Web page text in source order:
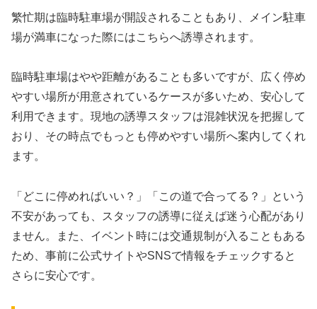
繁忙期は臨時駐車場が開設されることもあり、メイン駐車
場が満車になった際にはこちらへ誘導されます。
臨時駐車場はやや距離があることも多いですが、広く停め
やすい場所が用意されているケースが多いため、安心して
利用できます。現地の誘導スタッフは混雑状況を把握して
おり、その時点でもっとも停めやすい場所へ案内してくれ
ます。
「どこに停めればいい？」「この道で合ってる？」という
不安があっても、スタッフの誘導に従えば迷う心配があり
ません。また、イベント時には交通規制が入ることもある
ため、事前に公式サイトやSNSで情報をチェックすると
さらに安心です。